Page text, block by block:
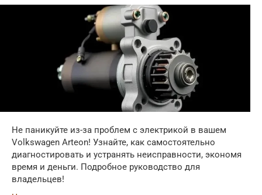
Не паникуйте из-за проблем с электрикой в вашем
Volkswagen Arteon! Узнайте, как самостоятельно
диагностировать и устранять неисправности, экономя
время и деньги. Подробное руководство для
владельцев!